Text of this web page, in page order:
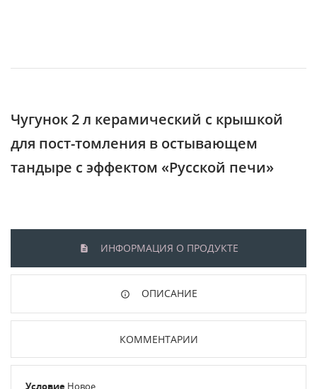
Чугунок 2 л керамический с крышкой
для пост-томления в остывающем
тандыре с эффектом «Русской печи»
ИНФОРМАЦИЯ О ПРОДУКТЕ
ОПИСАНИЕ
КОММЕНТАРИИ
Условие Новое